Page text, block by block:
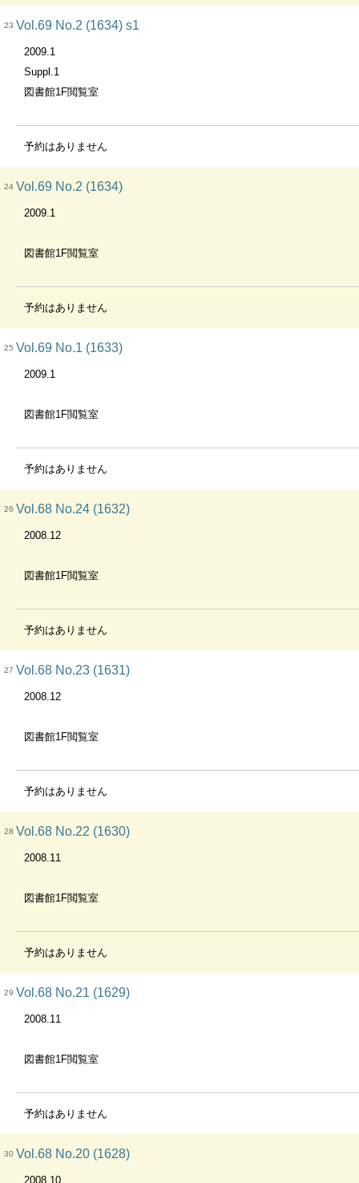
23 Vol.69 No.2 (1634) s1
2009.1
Suppl.1
図書館1F閲覧室
予約はありません
24 Vol.69 No.2 (1634)
2009.1
図書館1F閲覧室
予約はありません
25 Vol.69 No.1 (1633)
2009.1
図書館1F閲覧室
予約はありません
26 Vol.68 No.24 (1632)
2008.12
図書館1F閲覧室
予約はありません
27 Vol.68 No.23 (1631)
2008.12
図書館1F閲覧室
予約はありません
28 Vol.68 No.22 (1630)
2008.11
図書館1F閲覧室
予約はありません
29 Vol.68 No.21 (1629)
2008.11
図書館1F閲覧室
予約はありません
30 Vol.68 No.20 (1628)
2008.10